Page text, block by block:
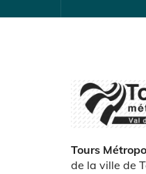
Logo
Présentation
Tours
de la ville de